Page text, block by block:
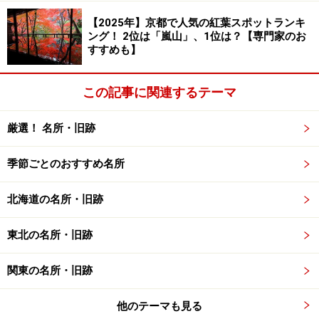
【2025年】京都で人気の紅葉スポットランキ
ング！ 2位は「嵐山」、1位は？【専門家のお
すすめも】
この記事に関連するテーマ
厳選！ 名所・旧跡
季節ごとのおすすめ名所
北海道の名所・旧跡
東北の名所・旧跡
関東の名所・旧跡
他のテーマも見る